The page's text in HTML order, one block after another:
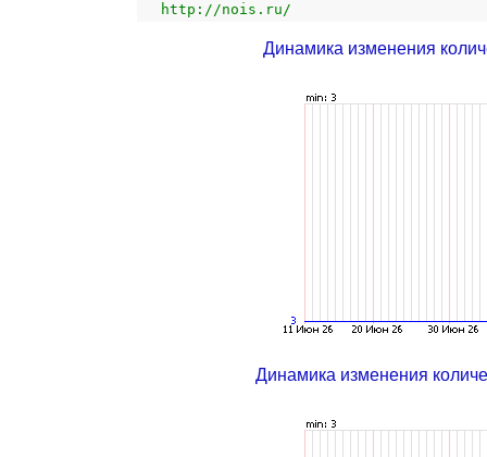
http://nois.ru/
Динамика изменения
Динамика изменения